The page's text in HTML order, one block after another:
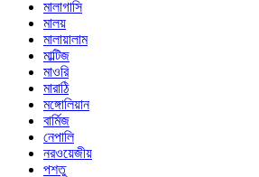
মালাগাসি
মালয়
মালায়ালাম
মাল্টিজ
মাওরি
মারাঠি
মঙ্গোলিয়ান
বার্মিজ
নেপালি
নরওয়েজীয়
পশতু